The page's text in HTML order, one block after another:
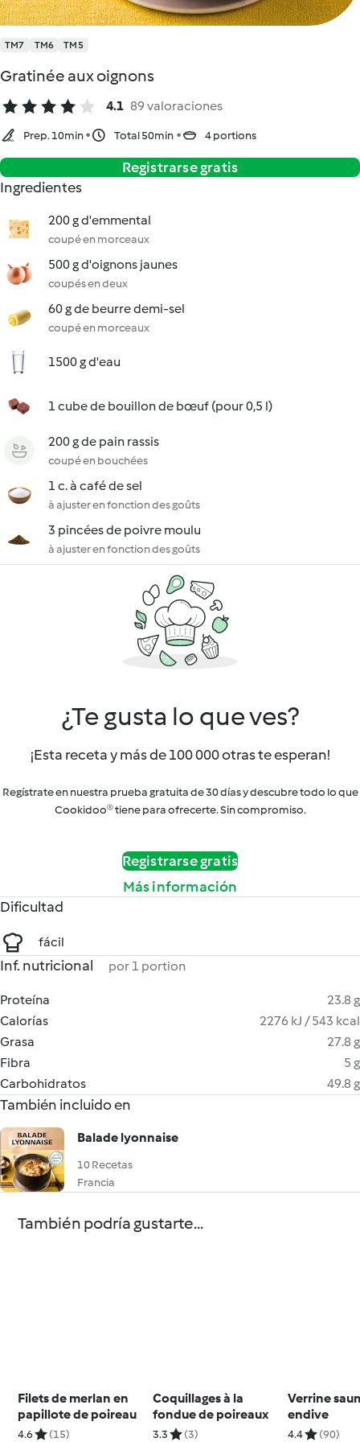
TM7 TM6 TM5
Gratinée aux oignons
4.1 89 valoraciones
Prep. 10min Total 50min 4 portions
Registrarse gratis
Ingredientes
200 g d'emmental
coupé en morceaux
500 g d'oignons jaunes
coupés en deux
60 g de beurre demi-sel
coupé en morceaux
1500 g d'eau
1 cube de bouillon de bœuf (pour 0,5 l)
200 g de pain rassis
coupé en bouchées
1 c. à café de sel
à ajuster en fonction des goûts
3 pincées de poivre moulu
à ajuster en fonction des goûts
¿Te gusta lo que ves?
¡Esta receta y más de 100 000 otras te esperan!
Regístrate en nuestra prueba gratuita de 30 días y descubre todo lo que
Cookidoo® tiene para ofrecerte. Sin compromiso.
Registrarse gratis
Más información
Dificultad
fácil
Inf. nutricional por 1 portion
Proteína
23.8 g
Calorías
2276 kJ / 543 kcal
Grasa
27.8 g
Fibra
5 g
Carbohidratos
49.8 g
También incluido en
Balade lyonnaise
10 Recetas
Francia
También podría gustarte...
Filets de merlan en
papillote de poireau
4.6 (15)
Coquillages à la
fondue de poireaux
3.3 (3)
Verrine
endive
4.4 (90)